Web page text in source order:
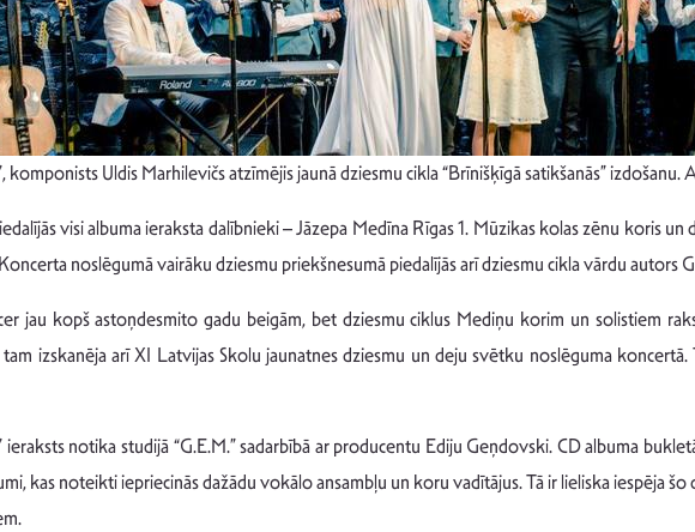
Uldis Marhilevičs atzīmējis jaunā dziesmu cikla “Brīnišķīgā satikšanās” izdošanu.
visi albuma ieraksta dalībnieki – Jāzepa Medīna Rīgas 1. Mūzikas kolas zēnu koris
noslēgumā vairāku dziesmu priekšnesumā piedalījās arī dziesmu cikla vārdu autors
jau kopš astoņdesmito gadu beigām, bet dziesmu ciklus Mediņu korim un solistiem
tam izskanēja arī XI Latvijas Skolu jaunatnes dziesmu un deju svētku noslēguma
ieraksts notika studijā “G.E.M.” sadarbībā ar producentu Ediju Geņdovski. CD albuma
kas noteikti iepriecinās dažādu vokālo ansambļu un koru vadītājus. Tā ir lieliska iespēja šo